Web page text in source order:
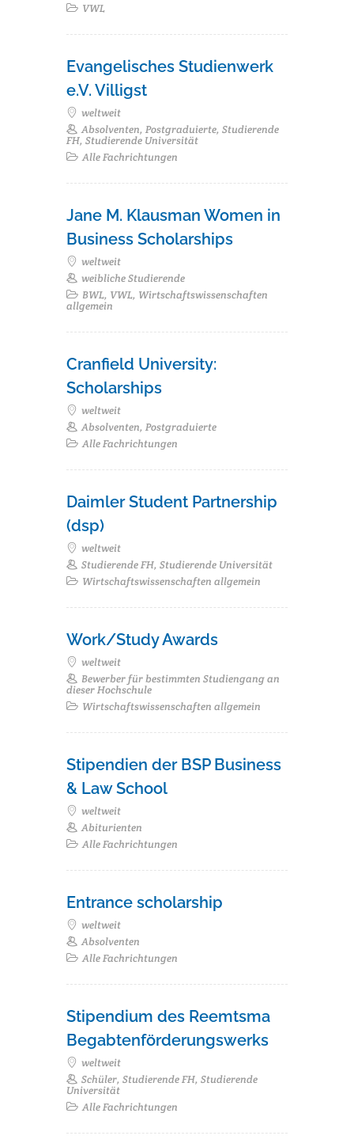
VWL
Evangelisches Studienwerk
e.V. Villigst
weltweit
Absolventen, Postgraduierte, Studierende
FH, Studierende Universität
Alle Fachrichtungen
Jane M. Klausman Women in
Business Scholarships
weltweit
weibliche Studierende
BWL, VWL, Wirtschaftswissenschaften
allgemein
Cranfield University:
Scholarships
weltweit
Absolventen, Postgraduierte
Alle Fachrichtungen
Daimler Student Partnership
(dsp)
weltweit
Studierende FH, Studierende Universität
Wirtschaftswissenschaften allgemein
Work/Study Awards
weltweit
Bewerber für bestimmten Studiengang an
dieser Hochschule
Wirtschaftswissenschaften allgemein
Stipendien der BSP Business
& Law School
weltweit
Abiturienten
Alle Fachrichtungen
Entrance scholarship
weltweit
Absolventen
Alle Fachrichtungen
Stipendium des Reemtsma
Begabtenförderungswerks
weltweit
Schüler, Studierende FH, Studierende
Universität
Alle Fachrichtungen